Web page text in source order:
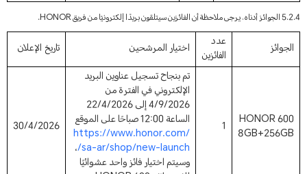
5.2.4 الجوائز أدناه، يرجى ملاحظة أن الفائزين سيتلقون بريدًا إلكترونيًا من فريق HONOR.
الجوائز
عدد
الفائزين
اختيار المرشحين تاريخ الإعلان
HONOR 600
8GB+256GB
1
تم بنجاح تسجيل عناوين البريد
الإلكتروني في الفترة من
4/9/2026 إلى 22/4/2026
الساعة 12:00 صباحًا على الموقع
https://www.honor.com/
sa-ar/shop/new-launch/ ،
وسيتم اختيار فائز واحد عشوائيًا
30/4/2026